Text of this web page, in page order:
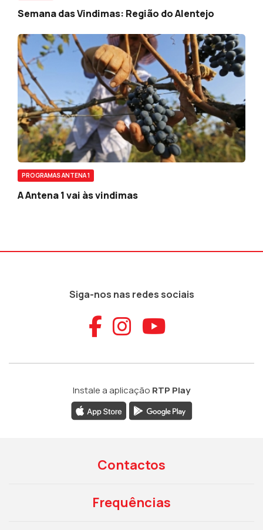
Semana das Vindimas: Região do Alentejo
PROGRAMAS ANTENA 1
A Antena 1 vai às vindimas
Siga-nos nas redes sociais
Aceder ao
Aceder ao
Aceder
Instale a aplicação RTP Play
Contactos
Frequências